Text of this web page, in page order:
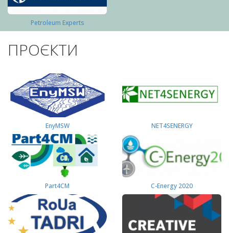
Petroleum Experts
ПРОЄКТИ
EnyMSW NET4SENERGY
Part4СМ C-Energy 2020